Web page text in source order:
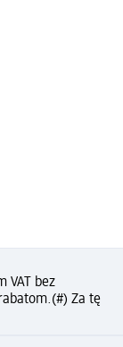
VAT bez
(#) Za tę